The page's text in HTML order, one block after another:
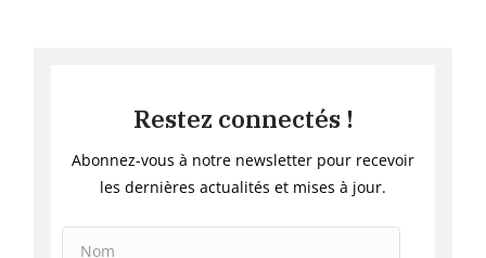
Restez connectés !
Abonnez-vous à notre newsletter pour recevoir
les dernières actualités et mises à jour.